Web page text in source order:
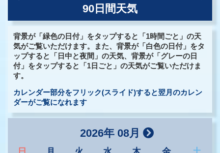
90日間天気
背景が「緑色の日付」をタップすると「1時間ごと」の天
気がご覧いただけます。また、背景が「白色の日付」をタ
ップすると「日中と夜間」の天気、背景が「グレーの日
付」をタップすると「1日ごと」の天気がご覧いただけま
す。
カレンダー部分をフリック(スライド)すると翌月のカレン
ダーがご覧になれます
2026年 08月